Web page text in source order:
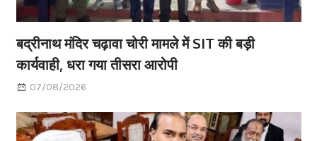
बद्रीनाथ मंदिर चढ़ावा चोरी मामले में SIT की बड़ी
कार्यवाही, धरा गया तीसरा आरोपी
07/08/2026